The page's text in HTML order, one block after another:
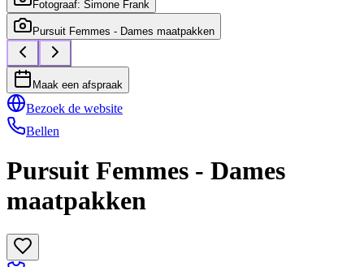
Fotograaf: Simone Frank
Pursuit Femmes - Dames maatpakken
Maak een afspraak
Bezoek de website
Bellen
Pursuit Femmes - Dames
maatpakken